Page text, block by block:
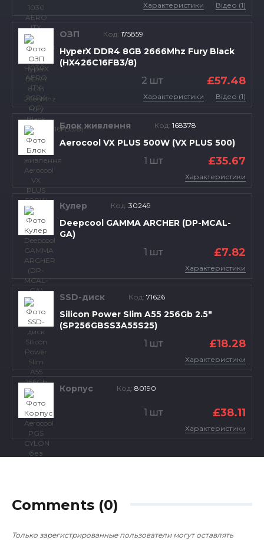
Характеристики Відео (1)
ОЗП Код: 175859
HyperX DDR4 8GB 2666Mhz Fury Black
(HX426C16FB3/8)
2 шт £57.48
Характеристики Відео (1)
Блок живлення Код: 168378
Aerocool VX PLUS 500W (VX PLUS 500)
1 шт £35.67
Характеристики
Кулер Код: 30249
Deepcool GAMMA ARCHER (DP-MCAL-
GA)
1 шт £7.82
Характеристики
SSD-диск Код: 71626
Silicon Power Slim A55 256Gb 2.5"
(SP256GBSS3A55S25)
1 шт £18.28
Характеристики
Корпус Код: 80190
1 шт £38.11
Характеристики
Comments (0)
Только зарегистрированные пользователи могут оставлять